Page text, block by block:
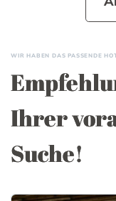
WIR HABEN DAS PASSENDE
Ihrer
Suche!